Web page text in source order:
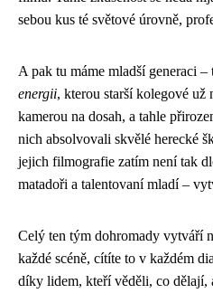
sebou kus té světové úrovně,
A pak tu máme mladší generaci
energii, kterou starší kolegové už
kamerou na dosah, a tahle
nich absolvovali skvělé herecké
jejich filmografie zatím není tak
matadoři a talentovaní mladí –
Celý ten tým dohromady vytváří
každé scéně, cítíte to v každém
díky lidem, kteří věděli, co dělají,